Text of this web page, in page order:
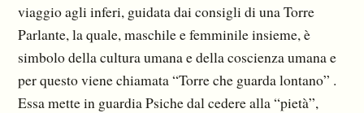
viaggio agli inferi, guidata dai consigli di una Torre
Parlante, la quale, maschile e femminile insieme, è
simbolo della cultura umana e della coscienza umana e
per questo viene chiamata “Torre che guarda lontano” .
Essa mette in guardia Psiche dal cedere alla “pietà”,